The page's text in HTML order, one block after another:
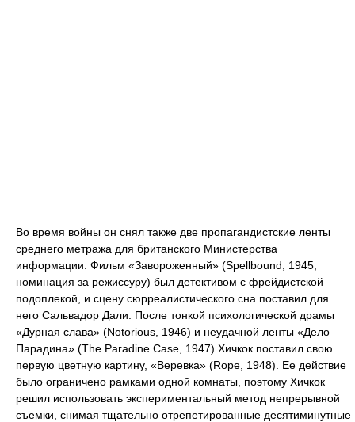
Во время войны он снял также две пропагандистские ленты
среднего метража для британского Министерства
информации. Фильм «Завороженный» (Spellbound, 1945,
номинация за режиссуру) был детективом с фрейдистской
подоплекой, и сцену сюрреалистического сна поставил для
него Сальвадор Дали. После тонкой психологической драмы
«Дурная слава» (Notorious, 1946) и неудачной ленты «Дело
Парадина» (The Paradine Case, 1947) Хичкок поставил свою
первую цветную картину, «Веревка» (Rope, 1948). Ее действие
было ограничено рамками одной комнаты, поэтому Хичкок
решил использовать экспериментальный метод непрерывной
съемки, снимая тщательно отрепетированные десятиминутные